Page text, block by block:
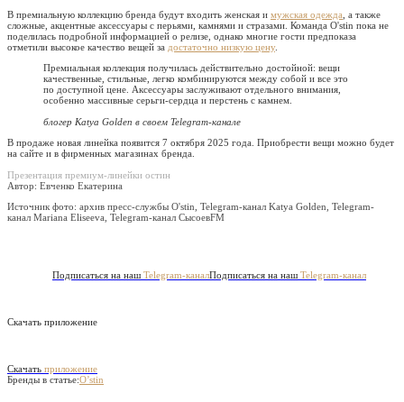
В премиальную коллекцию бренда будут входить женская и мужская одежда , а также
сложные, акцентные аксессуары с перьями, камнями и стразами. Команда O'stin пока не
поделилась подробной информацией о релизе, однако многие гости предпоказа
отметили высокое качество вещей за достаточно низкую цену.
Премиальная коллекция получилась действительно достойной: вещи
качественные, стильные, легко комбинируются между собой и все это
по доступной цене. Аксессуары заслуживают отдельного внимания,
особенно массивные серьги-сердца и перстень с камнем.
блогер Katya Golden в своем Telegram-канале
В продаже новая линейка появится 7 октября 2025 года. Приобрести вещи можно будет
на сайте и в фирменных магазинах бренда.
Презентация премиум-линейки остин
Автор: Евченко Екатерина
Источник фото: архив пресс-службы O'stin, Telegram-канал Katya Golden, Telegram-
канал Mariana Eliseeva, Telegram-канал СысоевFM
Подписаться на наш Telegram-каналПодписаться на наш Telegram-канал
Скачать приложение
Скачать приложение
Бренды в статье:O’stin